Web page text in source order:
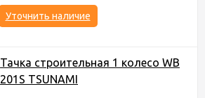
Уточнить наличие
Тачка строительная 1 колесо WB
201S TSUNAMI